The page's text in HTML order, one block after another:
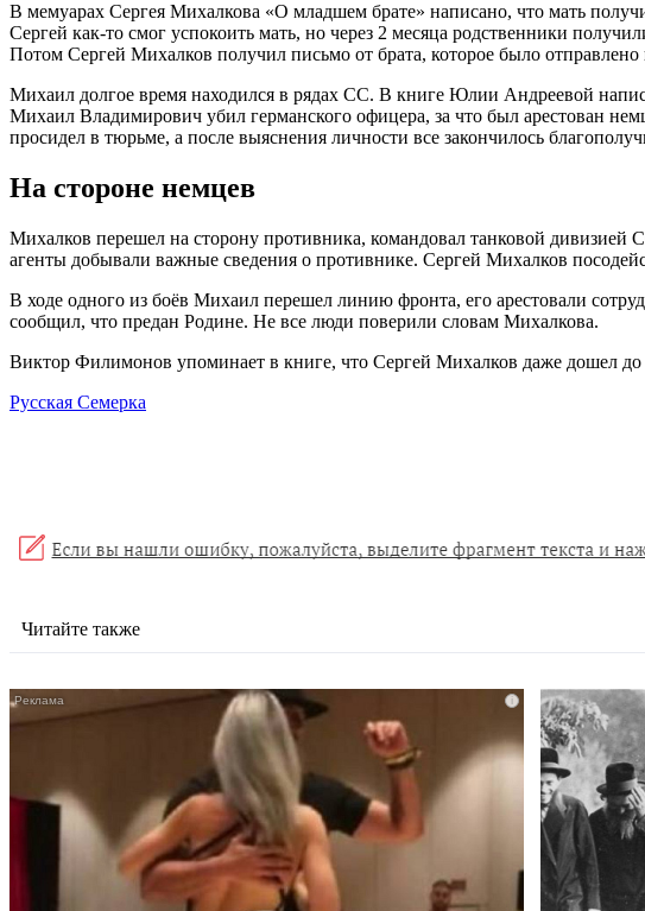
В мемуарах Сергея Михалкова «О младшем брате» написано, что мать
Сергей как-то смог успокоить мать, но через 2 месяца родственники
Потом Сергей Михалков получил письмо от брата, которое было
Михаил долгое время находился в рядах СС. В книге Юлии Андреевой
Михаил Владимирович убил германского офицера, за что был арестован
просидел в тюрьме, а после выяснения личности все закончилось
На стороне немцев
Михалков перешел на сторону противника, командовал танковой
агенты добывали важные сведения о противнике. Сергей Михалков
В ходе одного из боёв Михаил перешел линию фронта, его арестовали
сообщил, что предан Родине. Не все люди поверили словам Михалкова.
Виктор Филимонов упоминает в книге, что Сергей Михалков даже дошел
Русская Семерка
Читайте также
i